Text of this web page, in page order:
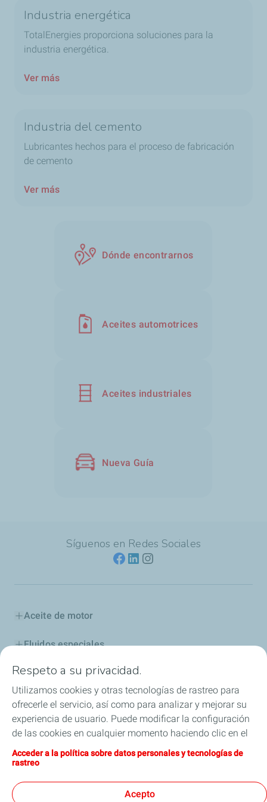
medioambientales.
En TotalEnergies entendemos estos desafíos que
enfrenta la industria de la minería y podemos
Hidráulico
Engranaje abierto / Lubrilog
Lubricantes de Transmisión.
Grasas Lubricantes.
Refrigerantes.
Industria energética
TotalEnergies proporciona soluciones para la
industria energética.
Ver más
Industria del cemento
Lubricantes hechos para el proceso de fabricación
de cemento
Ver más
Dónde encontrarnos
Aceites automotrices
Aceites industriales
Nueva Guía
Síguenos en Redes Sociales
Aceite de motor
Fluidos especiales
Aditivos y Combustibles
Industria
Competición
Blog
ELF, la leyenda continúa
Respeto a su privacidad.
Utilizamos cookies y otras tecnologías de rastreo para
ofrecerle el servicio, así como para analizar y mejorar su
experiencia de usuario. Puede modificar la configuración
de las cookies en cualquier momento haciendo clic en el
botón «Gérer mes cookies» (Gestionar cookies). Al hacer
clic en el botón «J’accepte» (Aceptar), nos autoriza a
refuse» (Rechazar), depositaremos únicamente las
Acceder a la política sobre datos personales y tecnologías de
rastreo
Acepto